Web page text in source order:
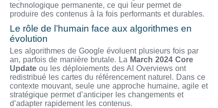
technologique permanente, ce qui leur permet de
produire des contenus à la fois performants et durables.
Le rôle de l’humain face aux algorithmes en
évolution
Les algorithmes de Google évoluent plusieurs fois par
an, parfois de manière brutale. La March 2024 Core
Update ou les déploiements des AI Overviews ont
redistribué les cartes du référencement naturel. Dans ce
contexte mouvant, seule une approche humaine, agile et
stratégique permet d’anticiper les changements et
d’adapter rapidement les contenus.